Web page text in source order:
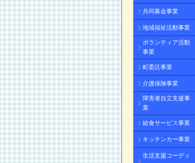
共同募金事業
地域福祉活動事業
ボランティア活動
事業
町委託事業
介護保険事業
障害者自立支援事
業
給食サービス事業
キッチンカー事業
生活支援コーディ